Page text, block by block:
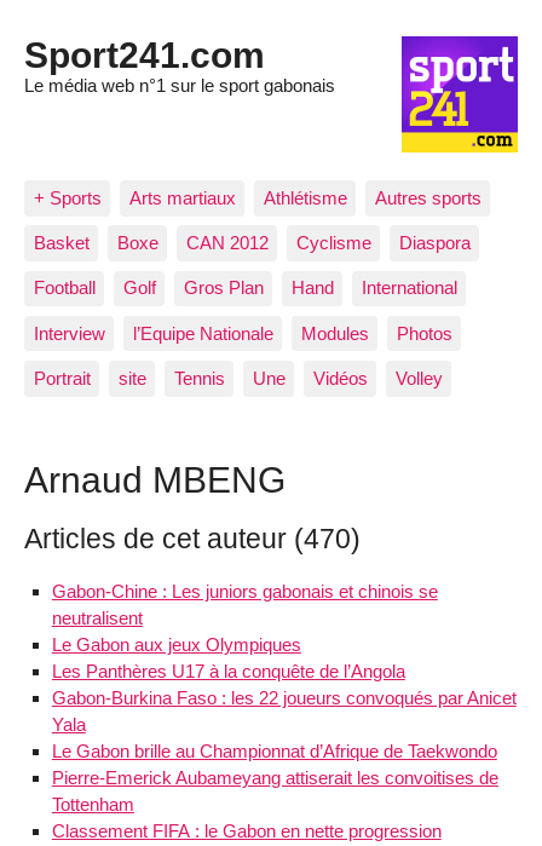
Sport241.com
Le média web n°1 sur le sport gabonais
+ Sports Arts martiaux Athlétisme Autres sports
Basket Boxe CAN 2012 Cyclisme Diaspora
Football Golf Gros Plan Hand International
Interview l’Equipe Nationale Modules Photos
Portrait site Tennis Une Vidéos Volley
Arnaud MBENG
Articles de cet auteur (470)
Gabon-Chine : Les juniors gabonais et chinois se
neutralisent
Le Gabon aux jeux Olympiques
Les Panthères U17 à la conquête de l’Angola
Gabon-Burkina Faso : les 22 joueurs convoqués par Anicet
Yala
Le Gabon brille au Championnat d’Afrique de Taekwondo
Pierre-Emerick Aubameyang attiserait les convoitises de
Tottenham
Classement FIFA : le Gabon en nette progression